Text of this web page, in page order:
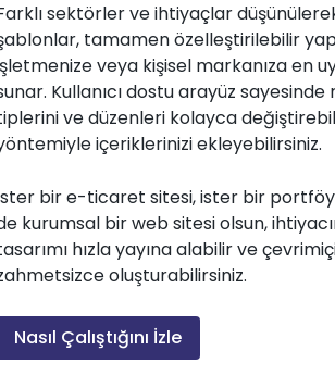
sektörler ve ihtiyaçlar
tamamen özelleştirilebilir
veya kişisel markanıza en
Kullanıcı dostu arayüz sayesinde
ve düzenleri kolayca
içeriklerinizi ekleyebilirsiniz.
bir e-ticaret sitesi, ister bir portföy
kurumsal bir web sitesi olsun,
hızla yayına alabilir ve çevrimiçi
oluşturabilirsiniz.
Nasıl Çalıştığını İzle